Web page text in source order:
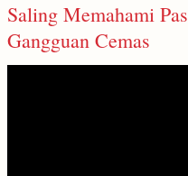
Saling Memahami
Gangguan Cemas